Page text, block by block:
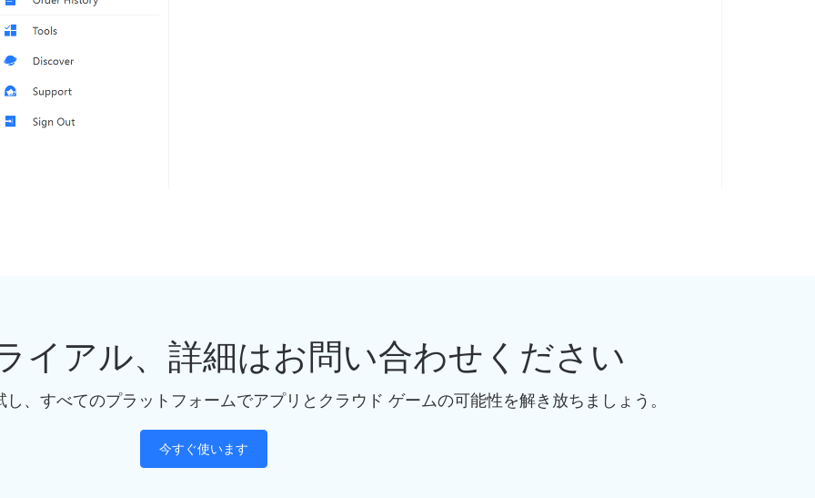
イアル、詳細はお問い合わせください
、すべてのプラットフォームでアプリとクラウド ゲームの可能性を解き放ちましょう。
今すぐ使います